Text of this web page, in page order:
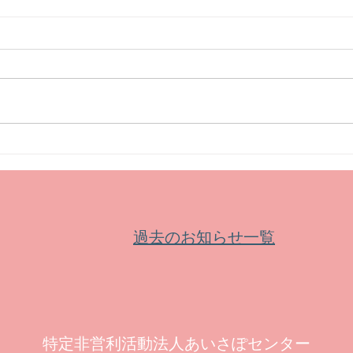
過去のお知らせ一覧
特定非営利活動法人あいさぽセンター